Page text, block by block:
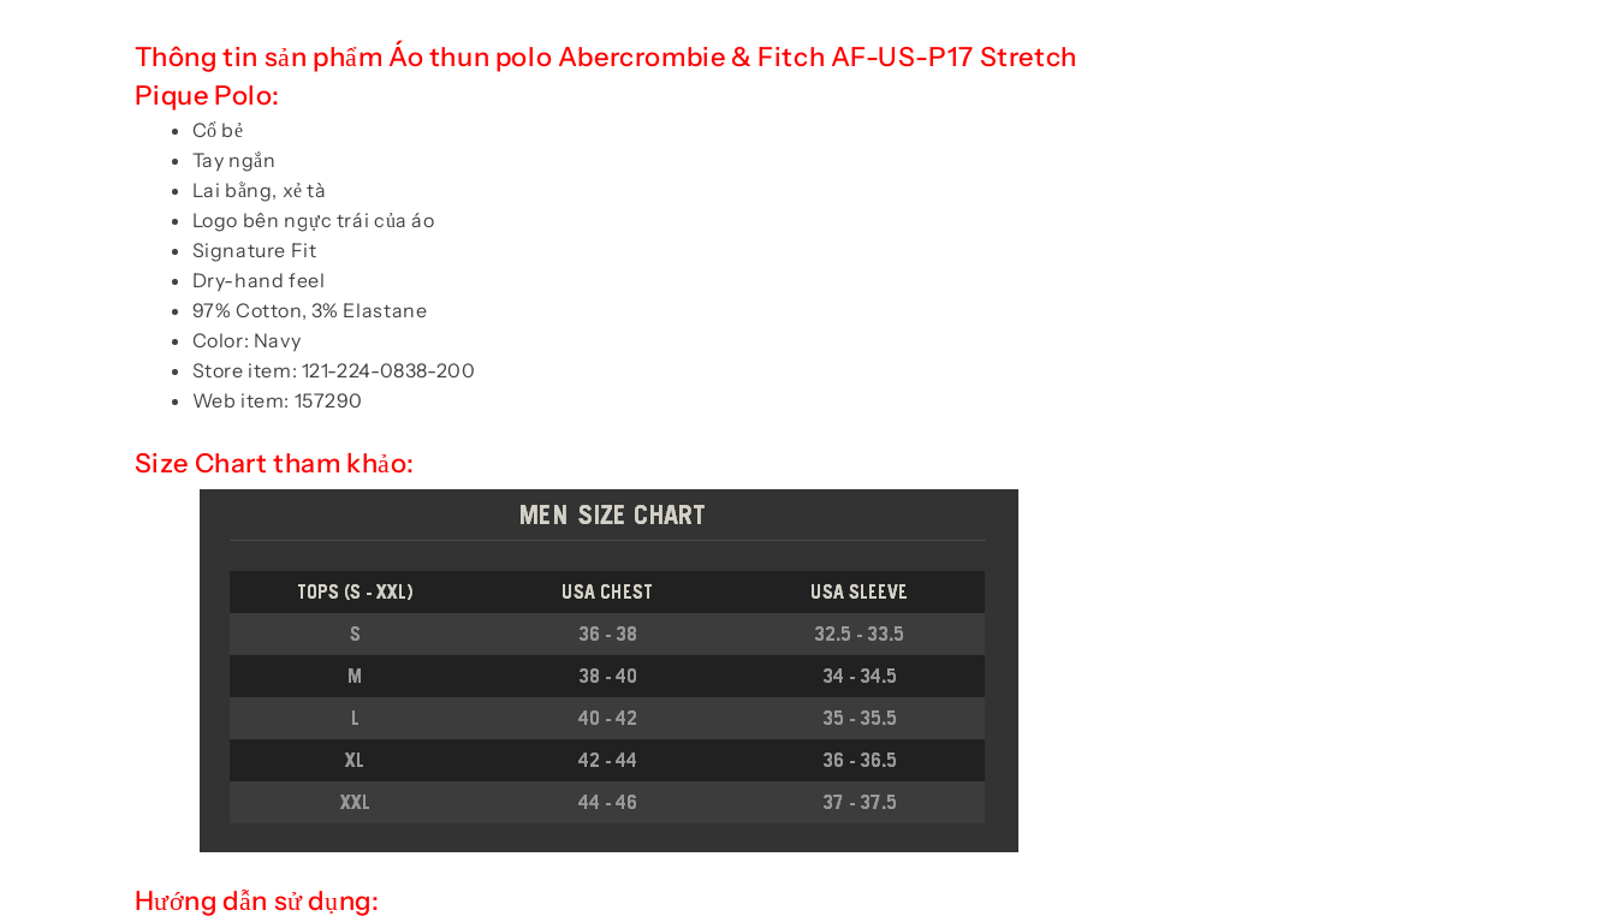
Thông tin sản phẩm Áo thun polo Abercrombie & Fitch AF-US-P17 Stretch
Pique Polo:
Cổ bẻ
Tay ngắn
Lai bằng, xẻ tà
Logo bên ngực trái của áo
Signature Fit
Dry-hand feel
97% Cotton, 3% Elastane
Color: Navy
Store item: 121-224-0838-200
Web item: 157290
Size Chart tham khảo:
Hướng dẫn sử dụng: